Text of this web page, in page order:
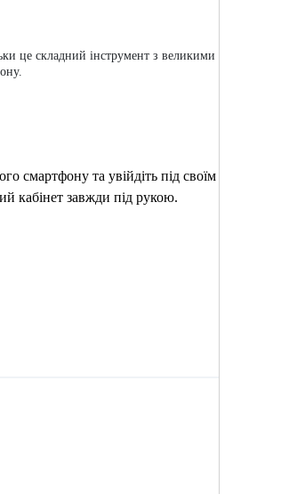
це складний інструмент з великими
смартфону та увійдіть під своїм
кабінет завжди під рукою.